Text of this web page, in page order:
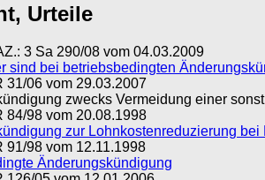
Urteile
3 Sa 290/08 vom 04.03.2009
sind bei betriebsbedingten
31/06 vom 29.03.2007
zwecks Vermeidung einer
84/98 vom 20.08.1998
zur Lohnkostenreduzierung bei
91/98 vom 12.11.1998
Änderungskündigung